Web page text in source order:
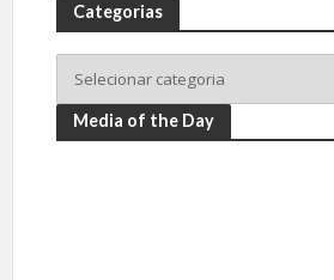
Categorias
Media of the Day